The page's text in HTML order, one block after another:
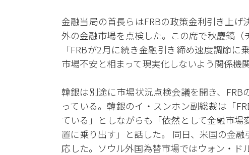
金融当局の首長らはFRBの政策金利引き上
外の金融市場を点検した。この席で秋慶鎬
「FRBが2月に続き金融引き締め速度調節
市場不安と相まって現実化しないよう関係機
韓銀は別途に市場状況点検会議を開き、
っている。韓銀のイ・スンホン副総裁は「
ている」としながらも「依然として金融市
置に乗り出す」と話した。 同日、米国の金
応した。ソウル外国為替市場ではウォン・